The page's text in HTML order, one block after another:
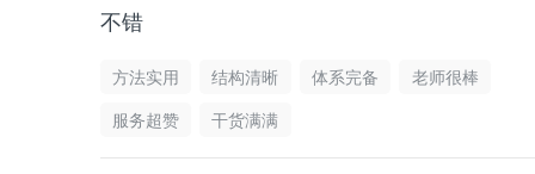
不错
方法实用 结构清晰 体系完备
老师很棒
服务超赞
干货满满